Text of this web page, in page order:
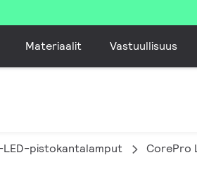
Materiaalit Vastuullisuus
LED-pistokantalamput CorePro